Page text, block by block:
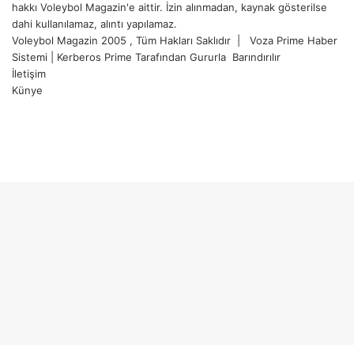
hakkı Voleybol Magazin'e aittir. İzin alınmadan, kaynak gösterilse
dahi kullanılamaz, alıntı yapılamaz.
Voleybol Magazin 2005 , Tüm Hakları Saklıdır | Voza Prime Haber
Sistemi
Kerberos Prime Tarafından Gururla Barındırılır
İletişim
Künye